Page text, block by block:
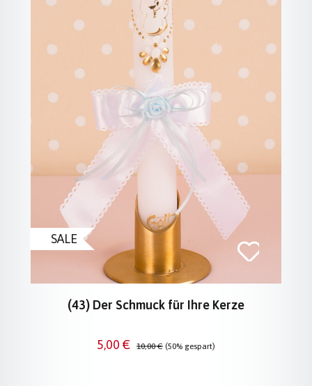
SALE
(43) Der Schmuck für Ihre Kerze
Verkaufspreis:
5,00 € Regulärer Preis:
10,00 € (50% gespart)